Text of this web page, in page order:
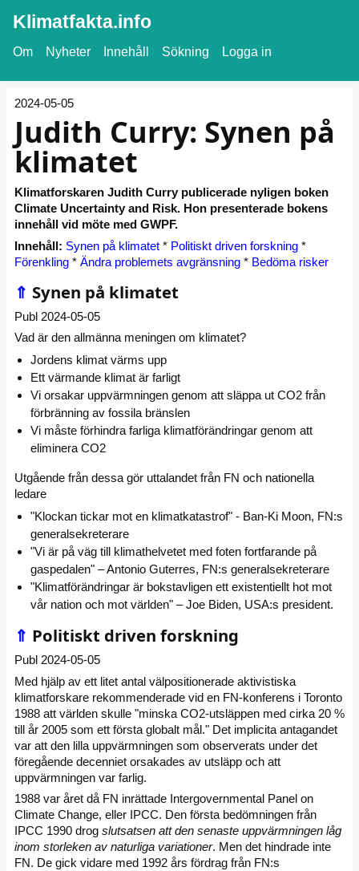
Klimatfakta.info
Om Nyheter Innehåll Sökning Logga in
2024-05-05
Judith Curry: Synen på
klimatet
Klimatforskaren Judith Curry publicerade nyligen boken
Climate Uncertainty and Risk. Hon presenterade bokens
innehåll vid möte med GWPF.
Innehåll: Synen på klimatet * Politiskt driven forskning *
Förenkling * Ändra problemets avgränsning * Bedöma risker
⇑ Synen på klimatet
Publ 2024-05-05
Vad är den allmänna meningen om klimatet?
Jordens klimat värms upp
Ett värmande klimat är farligt
Vi orsakar uppvärmningen genom att släppa ut CO2 från
förbränning av fossila bränslen
Vi måste förhindra farliga klimatförändringar genom att
eliminera CO2
Utgående från dessa gör uttalandet från FN och nationella
ledare
"Klockan tickar mot en klimatkatastrof" - Ban-Ki Moon, FN:s
generalsekreterare
"Vi är på väg till klimathelvetet med foten fortfarande på
gaspedalen" – Antonio Guterres, FN:s generalsekreterare
"Klimatförändringar är bokstavligen ett existentiellt hot mot
vår nation och mot världen" – Joe Biden, USA:s president.
⇑ Politiskt driven forskning
Publ 2024-05-05
Med hjälp av ett litet antal välpositionerade aktivistiska
klimatforskare rekommenderade vid en FN-konferens i Toronto
1988 att världen skulle "minska CO2-utsläppen med cirka 20 %
till år 2005 som ett första globalt mål." Det implicita antagandet
var att den lilla uppvärmningen som observerats under det
föregående decenniet orsakades av utsläpp och att
uppvärmningen var farlig.
1988 var året då FN inrättade Intergovernmental Panel on
Climate Change, eller IPCC. Den första bedömningen från
IPCC 1990 drog slutsatsen att den senaste uppvärmningen låg
inom storleken av naturliga variationer. Men det hindrade inte
FN. De gick vidare med 1992 års fördrag från FN:s